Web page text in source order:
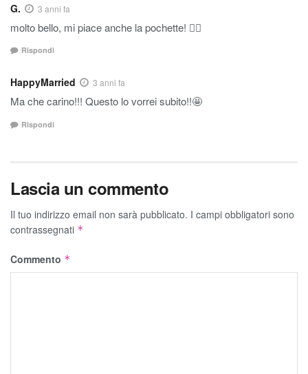
G. 3 anni fa
molto bello, mi piace anche la pochette! 👍🏼
Rispondi
HappyMarried 3 anni fa
Ma che carino!!! Questo lo vorrei subito!!🤩
Rispondi
Lascia un commento
Il tuo indirizzo email non sarà pubblicato. I campi obbligatori sono
contrassegnati *
Commento *